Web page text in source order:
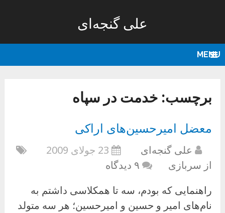
علی گنجه‌ای
MENU
برچسب:خدمت در سپاه
معضل امیرحسین‌های اراکی
علی گنجه‌ای
23 جولای 2009
از سربازی
۹ دیدگاه
راهنمایی که بودم، سه تا همکلاسی داشتم به
نام‌های امیر و حسین و امیرحسین؛ هر سه متولد